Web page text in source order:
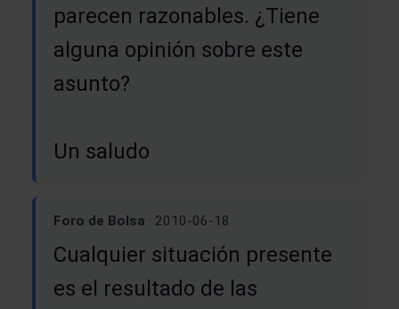
parecen razonables. ¿Tiene
alguna opinión sobre este
asunto?
Un saludo
Foro de Bolsa · 2010-06-18
Cualquier situación presente
es el resultado de las